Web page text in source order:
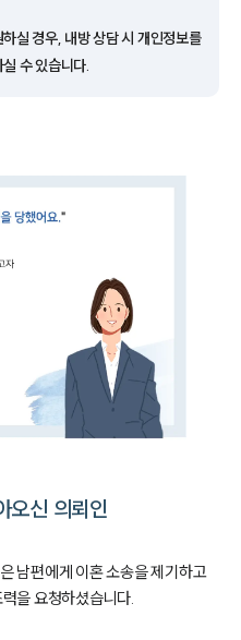
실 경우, 내방 상담 시 개인정보를
수 있습니다.
오신 의뢰인
남편에게 이혼 소송을 제기하고
을 요청하셨습니다.